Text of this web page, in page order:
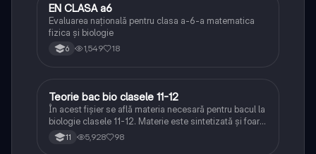
Matematică
EN CLASA a6
Evaluarea națională pentru clasa a-6-a matematica
fizica și biologie
6 1,549 18
Biologie
Teorie bac bio clasele 11-12
În acest fișier se află materia necesară pentru bacul la
biologie clasele 11-12. Materie este sintetizată și foarte
bine explicată.
11 5,928 98